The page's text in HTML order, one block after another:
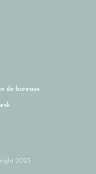
de bureaux
2025